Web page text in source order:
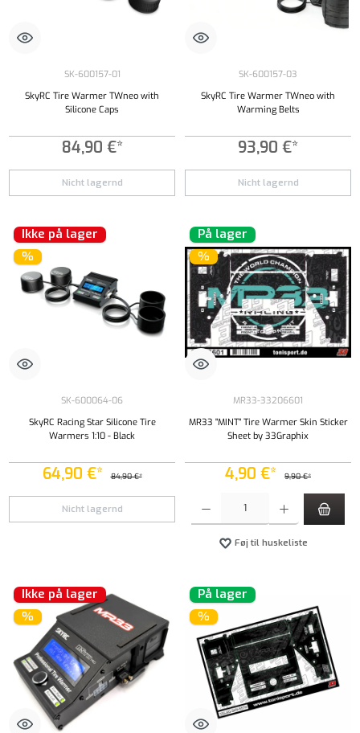
SK-600157-01
SkyRC Tire Warmer TWneo with
Silicone Caps
84,90 €*
Nicht lagernd
SK-600157-03
SkyRC Tire Warmer TWneo with
Warming Belts
93,90 €*
Nicht lagernd
Ikke på lager
%
SK-600064-06
SkyRC Racing Star Silicone Tire
Warmers 1:10 - Black
64,90 €* 84,90 €*
Nicht lagernd
På lager
%
MR33-33206601
MR33 "MINT" Tire Warmer Skin Sticker
Sheet by 33Graphix
4,90 €* 9,90 €*
Føj til huskeliste
Ikke på lager
%
På lager
%